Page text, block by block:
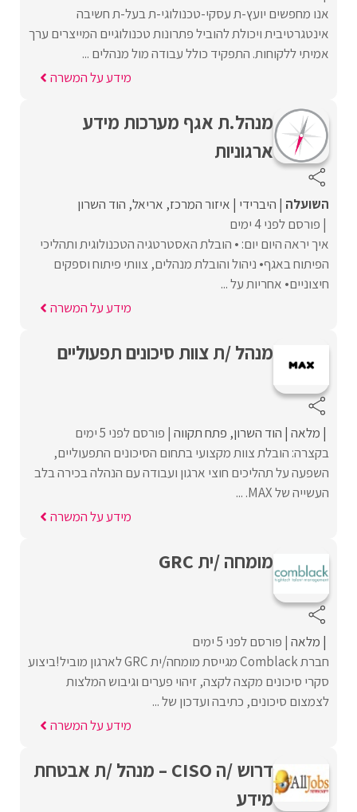
אנו מחפשים יועץ-ת עסקי-טכנולוגי-ת בעל-ת חשיבה
אינטגרטיבית ויכולת להוביל פתרונות טכנולוגיים המייצרים ערך
אמיתי ללקוחות. התפקיד כולל עבודה מול מנהלים ...
מידע על המשרה
מנהל.ת אגף מערכות מידע
ארגוניות
השועלה היברידי איזור המרכז אריאל הוד השרון
פורסם לפני 4 ימים
איך יראה היום יום: • הובלת האסטרטגיה הטכנולוגית ותהליכי
הפיתוח באגף• ניהול והובלת מנהלים, צוותי פיתוח וספקים
חיצוניים• אחריות על ...
מידע על המשרה
מנהל /ת צוות סיכונים תפעוליים
מלאה הוד השרון פתח תקווה פורסם לפני 5 ימים
בקצרה: הובלת צוות מקצועי בתחום הסיכונים התפעוליים,
השפעה על תהליכים חוצי ארגון ועבודה עם הנהלה בכירה בלב
העשייה של MAX. ...
מידע על המשרה
מומחה /ית GRC
מלאה פורסם לפני 5 ימים
חברת Comblack מגייסת מומחה/ית GRC לארגון מוביל!ביצוע
סקרי סיכונים מקצה לקצה, זיהוי פערים וגיבוש המלצות
לצמצום סיכונים, כתיבה ועדכון של ...
מידע על המשרה
דרוש /ה CISO – מנהל /ת אבטחת
מידע